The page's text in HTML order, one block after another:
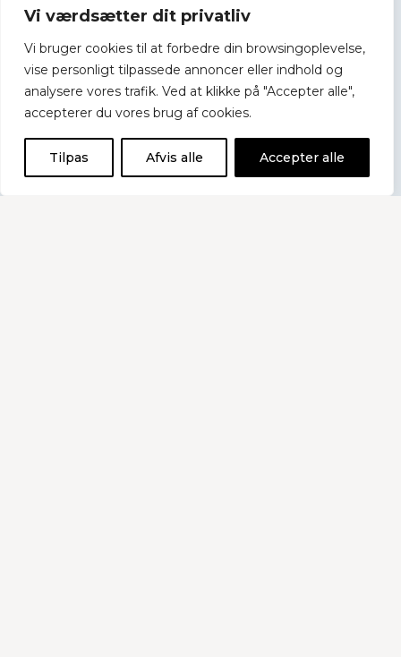
Vi værdsætter dit privatliv
Vi bruger cookies til at forbedre din browsingoplevelse,
vise personligt tilpassede annoncer eller indhold og
analysere vores trafik. Ved at klikke på "Accepter alle",
accepterer du vores brug af cookies.
Tilpas Afvis alle Accepter alle